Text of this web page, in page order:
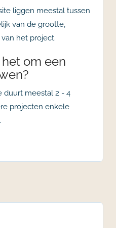
liggen meestal tussen
van de grootte,
het project.
om een
duurt meestal 2 - 4
projecten enkele